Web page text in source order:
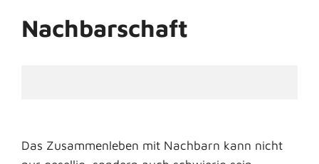
Nachbarschaft
Das Zusammenleben mit Nachbarn kann nicht